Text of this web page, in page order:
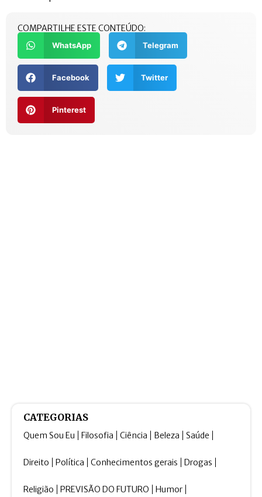
COMPARTILHE ESTE CONTEÚDO:
WhatsApp Telegram
Facebook Twitter
Pinterest
CATEGORIAS
Quem Sou Eu Filosofia Ciência Beleza Saúde
Direito Política Conhecimentos gerais Drogas
Religião PREVISÃO DO FUTURO Humor